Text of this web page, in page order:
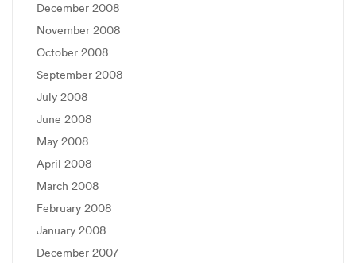
December 2008
November 2008
October 2008
September 2008
July 2008
June 2008
May 2008
April 2008
March 2008
February 2008
January 2008
December 2007